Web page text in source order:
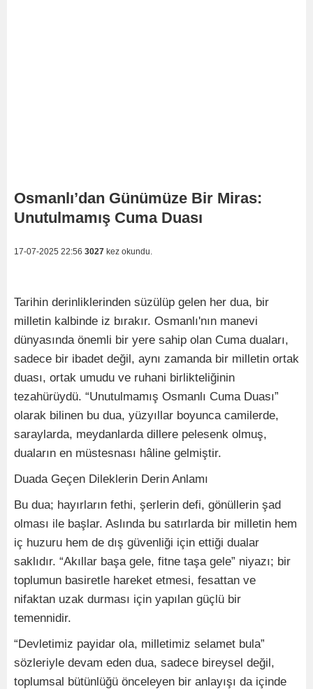
Osmanlı’dan Günümüze Bir Miras:
Unutulmamış Cuma Duası
17-07-2025 22:56 3027 kez okundu.
Tarihin derinliklerinden süzülüp gelen her dua, bir
milletin kalbinde iz bırakır. Osmanlı'nın manevi
dünyasında önemli bir yere sahip olan Cuma duaları,
sadece bir ibadet değil, aynı zamanda bir milletin ortak
duası, ortak umudu ve ruhani birlikteliğinin
tezahürüydü. “Unutulmamış Osmanlı Cuma Duası”
olarak bilinen bu dua, yüzyıllar boyunca camilerde,
saraylarda, meydanlarda dillere pelesenk olmuş,
duaların en müstesnası hâline gelmiştir.
Duada Geçen Dileklerin Derin Anlamı
Bu dua; hayırların fethi, şerlerin defi, gönüllerin şad
olması ile başlar. Aslında bu satırlarda bir milletin hem
iç huzuru hem de dış güvenliği için ettiği dualar
saklıdır. “Akıllar başa gele, fitne taşa gele” niyazı; bir
toplumun basiretle hareket etmesi, fesattan ve
nifaktan uzak durması için yapılan güçlü bir
temennidir.
“Devletimiz payidar ola, milletimiz selamet bula”
sözleriyle devam eden dua, sadece bireysel değil,
toplumsal bütünlüğü önceleyen bir anlayışı da içinde